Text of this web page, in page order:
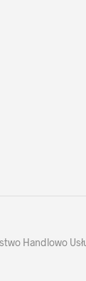
Handlowo